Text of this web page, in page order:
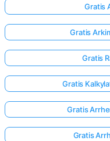
Gratis
Gratis
Gratis
Gratis
Gratis
Gratis